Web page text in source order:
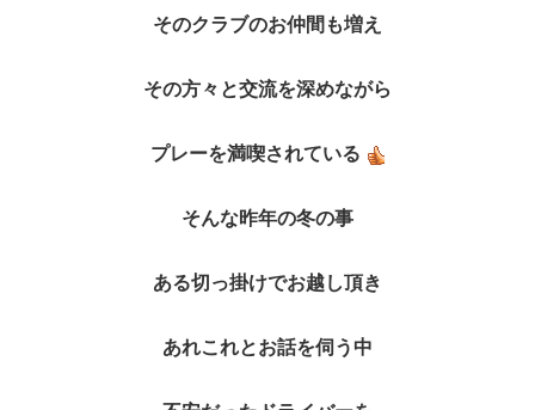
そのクラブのお仲間も増え
その方々と交流を深めながら
プレーを満喫されている
そんな昨年の冬の事
ある切っ掛けでお越し頂き
あれこれとお話を伺う中